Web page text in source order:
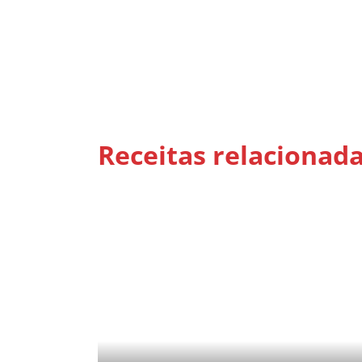
Receitas